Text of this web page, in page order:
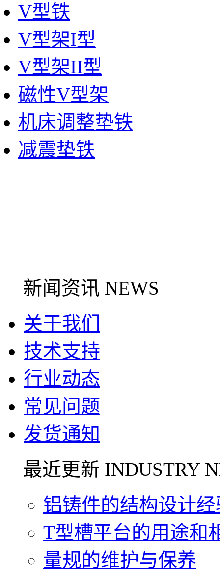
V型铁
V型架I型
V型架II型
磁性V型架
机床调整垫铁
减震垫铁
新闻资讯 NEWS
关于我们
技术支持
行业动态
常见问题
发货通知
最近更新 INDUSTRY
铝铸件的结构设计经
T型槽平台的用途和
量规的维护与保养